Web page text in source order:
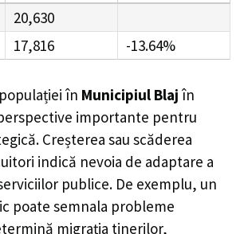
20,630
17,816 -13.64%
în Municipiul Blaj în
importante pentru
Creșterea sau scăderea
indică nevoia de adaptare a
publice. De exemplu, un
poate semnala probleme
migrația tinerilor,